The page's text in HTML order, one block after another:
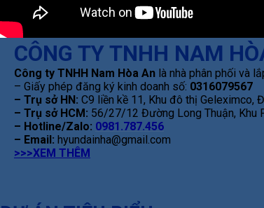
CÔNG TY TNHH NAM
Công ty TNHH Nam Hòa An là nhà phân phối và
– Giấy phép đăng ký kinh doanh số: 0316079567
– Trụ sở HN: C9 liền kề 11, Khu đô thị Geleximco,
– Trụ sở HCM: 56/27/12 Đường Long Thuận, Khu
– Hotline/Zalo: 0981.787.456
– Email: hyundainha@gmail.com
>>>XEM THÊM